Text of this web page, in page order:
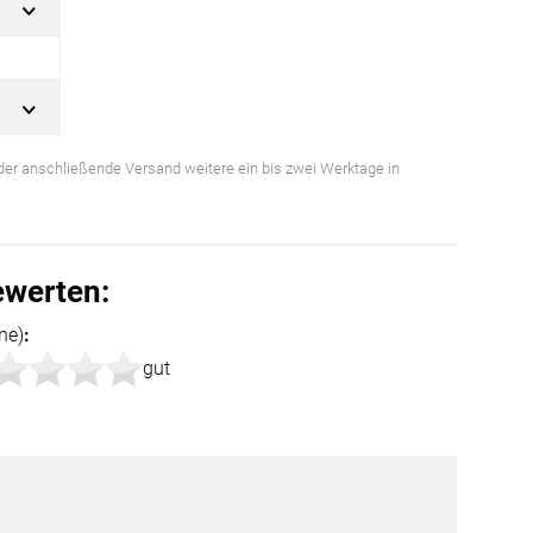
anschließende Versand weitere ein bis zwei Werktage in
:
gut